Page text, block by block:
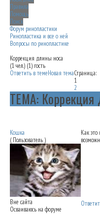
Правила
Помощь
Поиск
Форум ринопластики
Ринопластика и все о ней
Вопросы по ринопластике
Коррекция длины носа
(1 чел.) (1) гость
Ответить в темеНовая темаСтраница:
1
2
ТЕМА: Коррекция
Коррекция длины
Кошка
( Пользователь )
Вне сайта
Осваиваюсь на форуме
Как это